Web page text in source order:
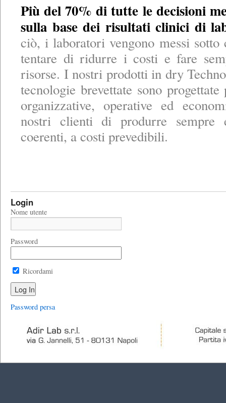
Più del 70% di tutte le decisioni
sulla base dei risultati clinici di
ciò, i laboratori vengono messi sotto
tentare di ridurre i costi e fare
risorse. I nostri prodotti in dry
tecnologie brevettate sono
organizzative, operative ed
nostri clienti di produrre sempre
coerenti, a costi prevedibili.
Login
Nome utente
Password
Ricordami
Password persa